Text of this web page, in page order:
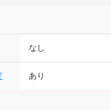
なし
あり